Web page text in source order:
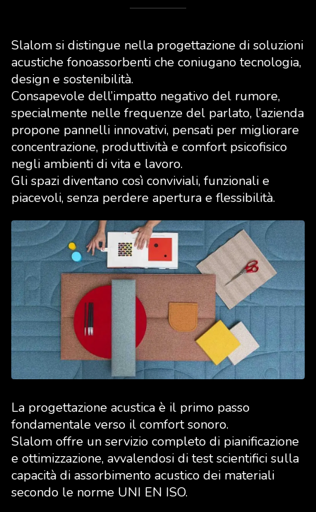
Slalom si distingue nella progettazione di soluzioni
acustiche fonoassorbenti che coniugano tecnologia,
design e sostenibilità.
Consapevole dell’impatto negativo del rumore,
specialmente nelle frequenze del parlato, l’azienda
propone pannelli innovativi, pensati per migliorare
concentrazione, produttività e comfort psicofisico
negli ambienti di vita e lavoro.
Gli spazi diventano così conviviali, funzionali e
piacevoli, senza perdere apertura e flessibilità.
La progettazione acustica è il primo passo
fondamentale verso il comfort sonoro.
Slalom offre un servizio completo di pianificazione
e ottimizzazione, avvalendosi di test scientifici sulla
capacità di assorbimento acustico dei materiali
secondo le norme UNI EN ISO.